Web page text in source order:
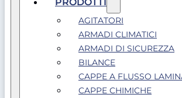
AGITATORI
ARMADI CLIMATICI
ARMADI DI SICUREZZA
BILANCE
CAPPE A FLUSSO
CAPPE CHIMICHE